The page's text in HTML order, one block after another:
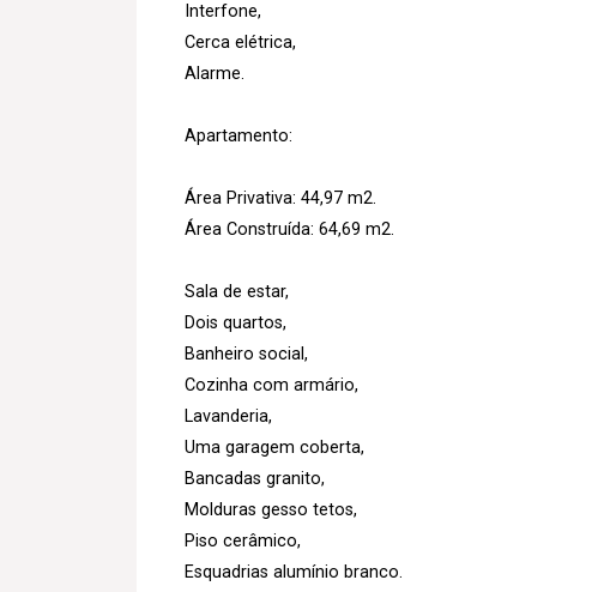
Interfone,
Cerca elétrica,
Alarme.
Apartamento:
Área Privativa: 44,97 m2.
Área Construída: 64,69 m2.
Sala de estar,
Dois quartos,
Banheiro social,
Cozinha com armário,
Lavanderia,
Uma garagem coberta,
Bancadas granito,
Molduras gesso tetos,
Piso cerâmico,
Esquadrias alumínio branco.